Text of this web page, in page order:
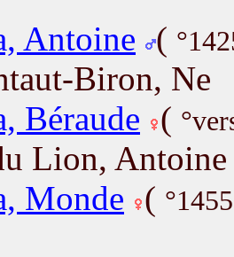
Antoine (
Biron, Ne
Béraude (
Lion, Antoine
Monde (